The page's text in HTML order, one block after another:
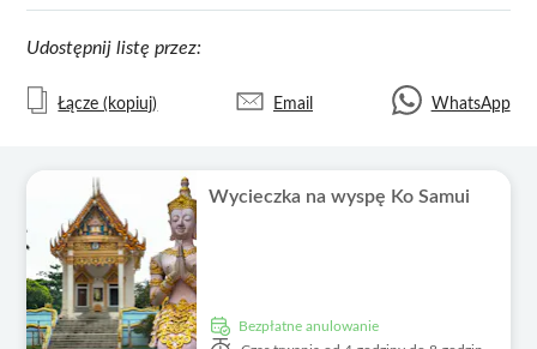
Udostępnij listę przez:
Łącze (kopiuj) Email WhatsApp
Wycieczka na wyspę Ko Samui
Bezpłatne anulowanie